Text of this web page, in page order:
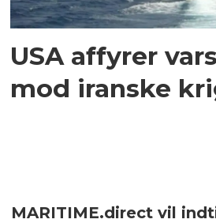
USA affyrer
mod iranske
MARITIME.direct vil